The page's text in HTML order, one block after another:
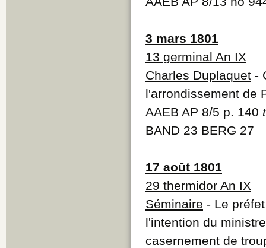
3 mars 1801
13 germinal An IX
Charles Duplaquet -
l'arrondissement de
AAEB AP 8/5 p. 140
BAND 23 BERG 27
17 août 1801
29 thermidor An IX
Séminaire - Le
l'intention du
casernement de